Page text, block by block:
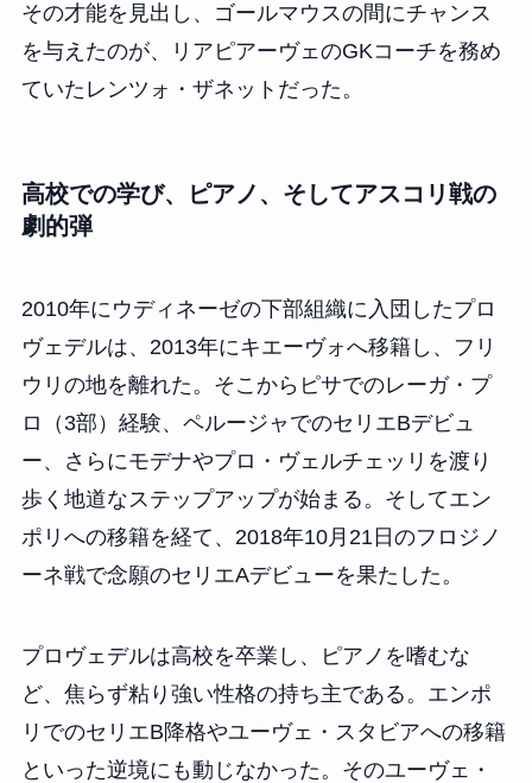
その才能を見出し、ゴールマウスの間にチャンス
を与えたのが、リアピアーヴェのGKコーチを務め
ていたレンツォ・ザネットだった。
高校での学び、ピアノ、そしてアスコリ戦の
劇的弾
2010年にウディネーゼの下部組織に入団したプロ
ヴェデルは、2013年にキエーヴォへ移籍し、フリ
ウリの地を離れた。そこからピサでのレーガ・プ
ロ（3部）経験、ペルージャでのセリエBデビュ
ー、さらにモデナやプロ・ヴェルチェッリを渡り
歩く地道なステップアップが始まる。そしてエン
ポリへの移籍を経て、2018年10月21日のフロジノ
ーネ戦で念願のセリエAデビューを果たした。
プロヴェデルは高校を卒業し、ピアノを嗜むな
ど、焦らず粘り強い性格の持ち主である。エンポ
リでのセリエB降格やユーヴェ・スタビアへの移籍
といった逆境にも動じなかった。そのユーヴェ・